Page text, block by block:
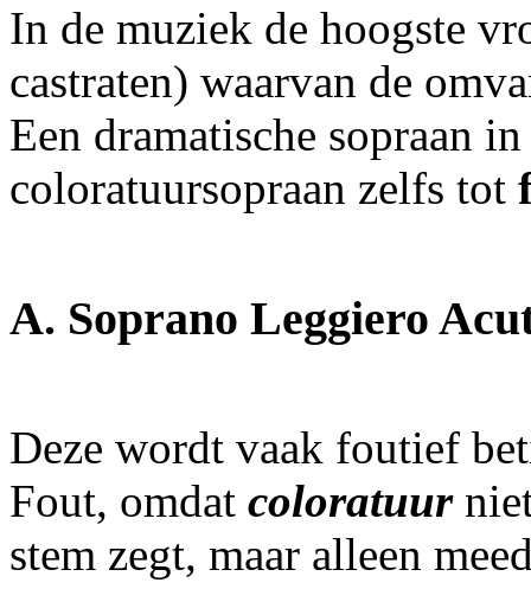
In de muziek de hoogste
castraten) waarvan de
Een dramatische sopraan
coloratuursopraan zelfs tot
A. Soprano Leggiero
Deze wordt vaak foutief
Fout, omdat coloratuur
stem zegt, maar alleen